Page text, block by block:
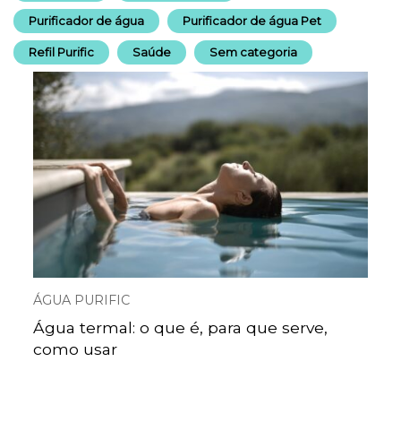
Purificador de água Purificador de água Pet
Refil Purific Saúde Sem categoria
ÁGUA PURIFIC
Água termal: o que é, para que serve,
como usar